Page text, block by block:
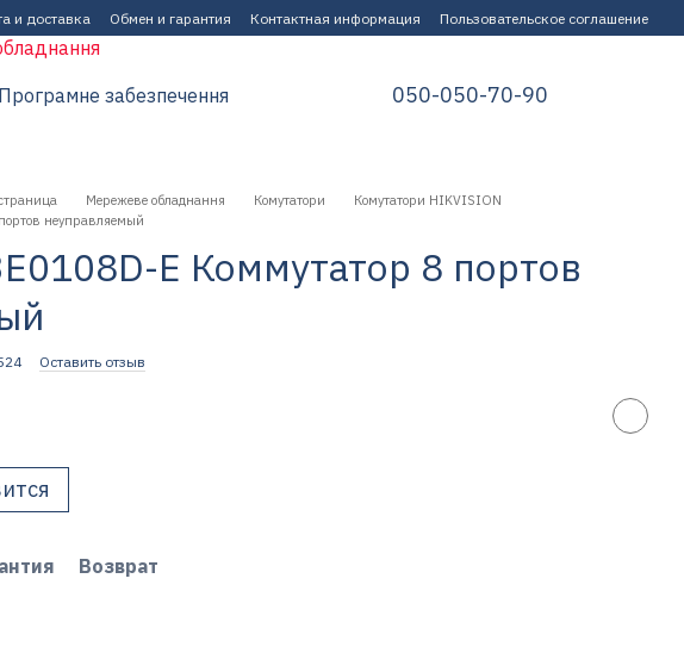
и доставка Обмен и гарантия Контактная информация Пользовательское соглашение
Програмне забезпечення
050-050-70-90
Мережеве обладнання Комутатори
Комутатори HIKVISION
неуправляемый
E Коммутатор 8 портов
Оставить отзыв
Возврат